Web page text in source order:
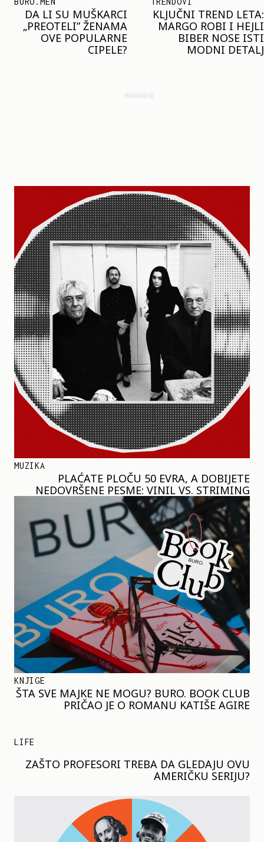
KLJUČNI TREND LETA:
MARGO ROBI I HEJLI
BIBER NOSE ISTI
MODNI DETALJ
JOŠ JE RANO ZA JAKNE
– ALI U RESERVED JE
STIGAO MODEL KOJI
ĆE BITI VELIKI TREND
MUZIKA
PLAĆATE PLOČU 50 EVRA, A DOBIJETE
NEDOVRŠENE PESME: VINIL VS. STRIMING
KNJIGE
ŠTA SVE MAJKE NE MOGU? BURO. BOOK CLUB
PRIČAO JE O ROMANU KATIŠE AGIRE
LIFE
ZAŠTO PROFESORI TREBA DA GLEDAJU OVU
AMERIČKU SERIJU?